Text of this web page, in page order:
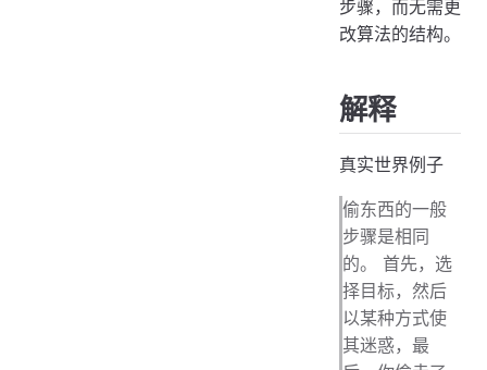
步骤，而无需更
改算法的结构。
解释
真实世界例子
偷东西的一般
步骤是相同
的。 首先，选
择目标，然后
以某种方式使
其迷惑，最